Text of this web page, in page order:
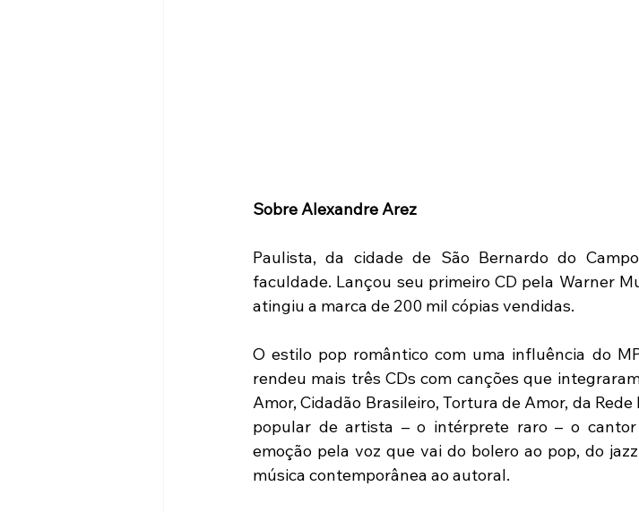
Sobre Alexandre Arez
Paulista, da cidade de São Bernardo do
faculdade. Lançou seu primeiro CD pela Warner
atingiu a marca de 200 mil cópias vendidas.
O estilo pop romântico com uma influência do
rendeu mais três CDs com canções que
Amor, Cidadão Brasileiro, Tortura de Amor, da
popular de artista – o intérprete raro – o
emoção pela voz que vai do bolero ao pop, do
música contemporânea ao autoral.